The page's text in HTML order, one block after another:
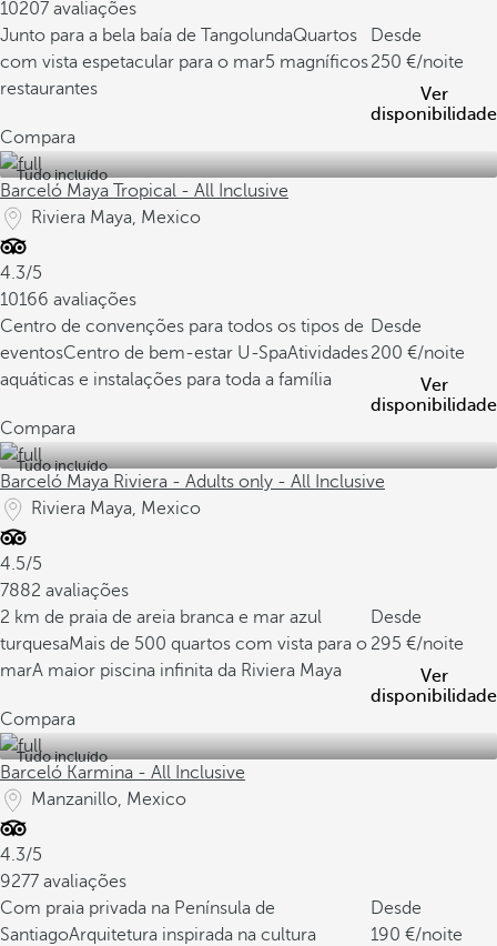
10207 avaliações
Junto para a bela baía de TangolundaQuartos
com vista espetacular para o mar5 magníficos
restaurantes
Desde
250
/noite
Ver
disponibilidade
Compara
Tudo incluído
Barceló Maya Tropical - All Inclusive
Riviera Maya, Mexico
4.3/5
10166 avaliações
Centro de convenções para todos os tipos de
eventosCentro de bem-estar U-SpaAtividades
aquáticas e instalações para toda a família
Desde
200
/noite
Ver
disponibilidade
Compara
Tudo incluído
Barceló Maya Riviera - Adults only - All Inclusive
Riviera Maya, Mexico
4.5/5
7882 avaliações
2 km de praia de areia branca e mar azul
turquesaMais de 500 quartos com vista para o
marA maior piscina infinita da Riviera Maya
Desde
295
/noite
Ver
disponibilidade
Compara
Tudo incluído
Barceló Karmina - All Inclusive
Manzanillo, Mexico
4.3/5
9277 avaliações
Com praia privada na Península de
SantiagoArquitetura inspirada na cultura
Desde
190
/noite